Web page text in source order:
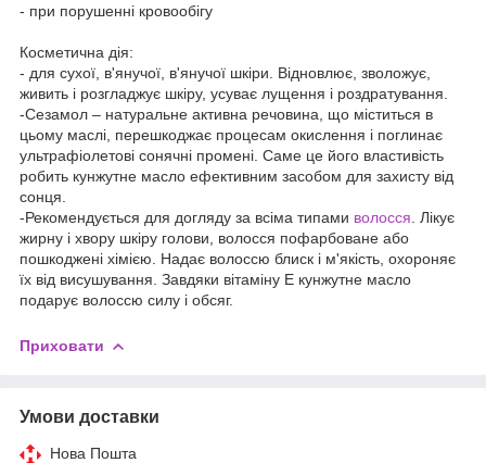
- при порушенні кровообігу
Косметична дія:
- для сухої, в'янучої, в'янучої шкіри. Відновлює, зволожує,
живить і розгладжує шкіру, усуває лущення і роздратування.
-Сезамол – натуральне активна речовина, що міститься в
цьому маслі, перешкоджає процесам окислення і поглинає
ультрафіолетові сонячні промені. Саме це його властивість
робить кунжутне масло ефективним засобом для захисту від
сонця.
-Рекомендується для догляду за всіма типами волосся . Лікує
жирну і хвору шкіру голови, волосся пофарбоване або
пошкоджені хімією. Надає волоссю блиск і м'якість, охороняє
їх від висушування. Завдяки вітаміну Е кунжутне масло
подарує волоссю силу і обсяг.
Приховати
Умови доставки
Нова Пошта